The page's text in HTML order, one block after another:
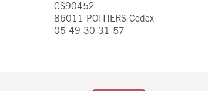
CS90452
86011 POITIERS Cedex
05 49 30 31 57